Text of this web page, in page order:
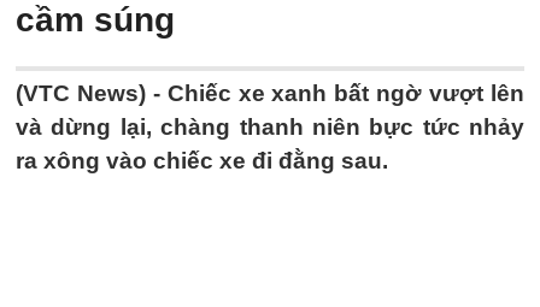
cầm súng
(VTC News) - Chiếc xe xanh bất ngờ vượt lên
và dừng lại, chàng thanh niên bực tức nhảy
ra xông vào chiếc xe đi đằng sau.